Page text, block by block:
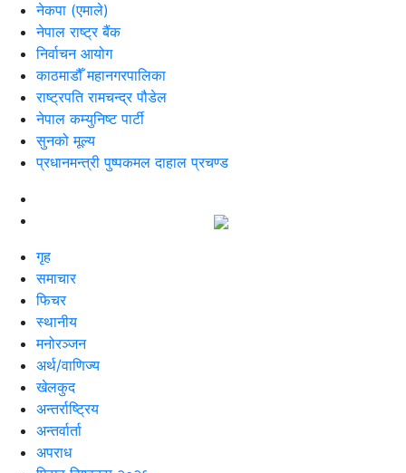
नेकपा (एमाले)
नेपाल राष्ट्र बैंक
निर्वाचन आयोग
काठमाडौँ महानगरपालिका
राष्ट्रपति रामचन्द्र पौडेल
नेपाल कम्युनिष्ट पार्टी
सुनको मूल्य
प्रधानमन्त्री पुष्पकमल दाहाल प्रचण्ड
गृह
समाचार
फिचर
स्थानीय
मनोरञ्जन
अर्थ/वाणिज्य
खेलकुद
अन्तर्राष्ट्रिय
अन्तर्वार्ता
अपराध